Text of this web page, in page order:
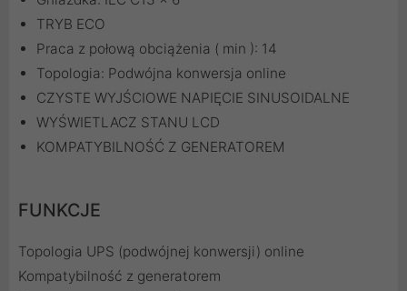
TRYB ECO
Praca z połową obciążenia ( min ): 14
Topologia: Podwójna konwersja online
CZYSTE WYJŚCIOWE NAPIĘCIE SINUSOIDALNE
WYŚWIETLACZ STANU LCD
KOMPATYBILNOŚĆ Z GENERATOREM
FUNKCJE
Topologia UPS (podwójnej konwersji) online
Kompatybilność z generatorem